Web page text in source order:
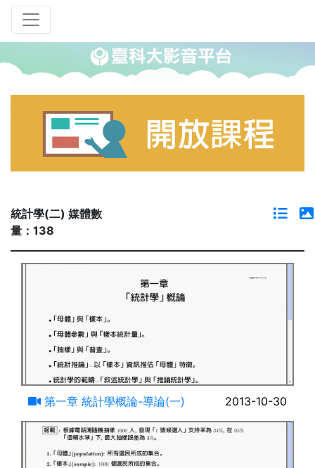
統計學(二) 媒體數
量：138
第一章 統計學概論-導論(一) 2013-10-30